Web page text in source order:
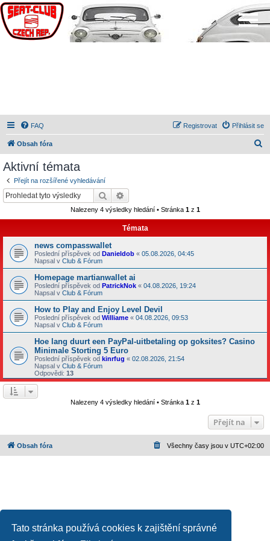
Tato stránka používá cookies k zajištění správné
FAQ Přihlásit se
Registrovat
Obsah fóra
Aktivní témata
Přejít na rozšířené vyhledávání
Hledat
Nalezeny 4 výsledky hledání • Stránka 1z 1
Témata
news compasswallet
Poslední příspěvek od Danieldob « 05.08.2026, 04:45
Napsal v Club & Fórum
Homepage martianwallet ai
Poslední příspěvek od PatrickNok « 04.08.2026, 19:24
Napsal v Club & Fórum
How to Play and Enjoy Level Devil
Poslední příspěvek od Williame « 04.08.2026, 09:53
Napsal v Club & Fórum
Hoe lang duurt een PayPal-uitbetaling op goksites? Casino
Minimale Storting 5 Euro
Poslední příspěvek od kinrfug « 02.08.2026, 21:54
Napsal v Club & Fórum
Odpovědi: 13
Nalezeny 4 výsledky hledání • Stránka 1z 1
Přejít na
Obsah fóra Všechny časy jsou v UTC+02:00